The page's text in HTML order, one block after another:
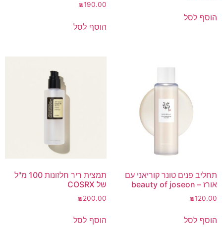
הוסף לסל
₪190.00
הוסף לסל
תחליב פנים טונר קוריאני עם
אורז – beauty of joseon
₪120.00
הוסף לסל
תמצית ריר חלזונות 100 מ"ל
של COSRX
₪200.00
הוסף לסל